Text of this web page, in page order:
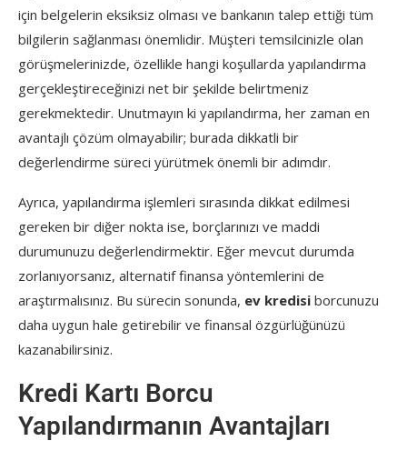
için belgelerin eksiksiz olması ve bankanın talep ettiği tüm
bilgilerin sağlanması önemlidir. Müşteri temsilcinizle olan
görüşmelerinizde, özellikle hangi koşullarda yapılandırma
gerçekleştireceğinizi net bir şekilde belirtmeniz
gerekmektedir. Unutmayın ki yapılandırma, her zaman en
avantajlı çözüm olmayabilir; burada dikkatli bir
değerlendirme süreci yürütmek önemli bir adımdır.
Ayrıca, yapılandırma işlemleri sırasında dikkat edilmesi
gereken bir diğer nokta ise, borçlarınızı ve maddi
durumunuzu değerlendirmektir. Eğer mevcut durumda
zorlanıyorsanız, alternatif finansa yöntemlerini de
araştırmalısınız. Bu sürecin sonunda, ev kredisi borcunuzu
daha uygun hale getirebilir ve finansal özgürlüğünüzü
kazanabilirsiniz.
Kredi Kartı Borcu
Yapılandırmanın Avantajları